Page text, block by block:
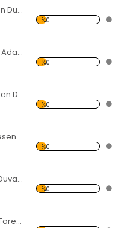
Renk Girdabı Desen Duvar Panosu
%0
İnsan ve Papağan Adada Forex Tablo
%0
Turuncu Çiçek Desen Duvar Panosu
%0
Dönme Dolap 2 Desen Duvar Panosu
%0
Yorgun Kız Desen Duvar Panosu
%0
Su Damlası Dalga Forex Tablo